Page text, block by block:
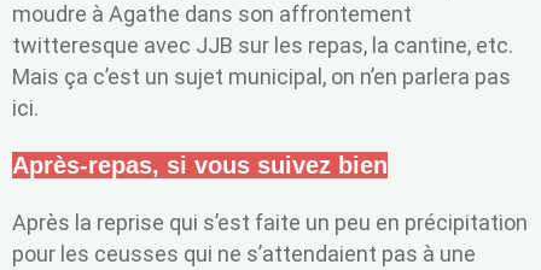
moudre à Agathe dans son affrontement
twitteresque avec JJB sur les repas, la cantine, etc.
Mais ça c’est un sujet municipal, on n’en parlera pas
ici.
Après-repas, si vous suivez bien
Après la reprise qui s’est faite un peu en précipitation
pour les ceusses qui ne s’attendaient pas à une